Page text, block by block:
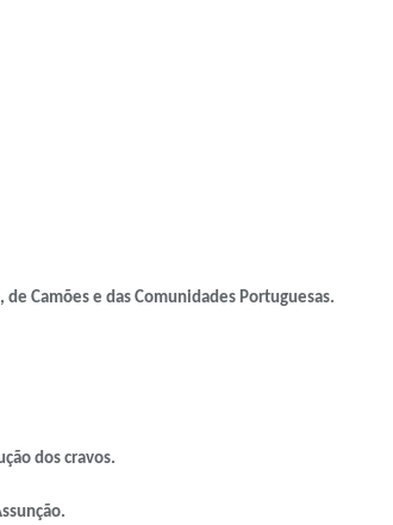
e das Comunidades Portuguesas.
dos cravos.